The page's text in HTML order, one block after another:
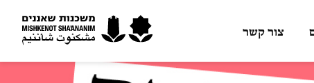
צור קשר